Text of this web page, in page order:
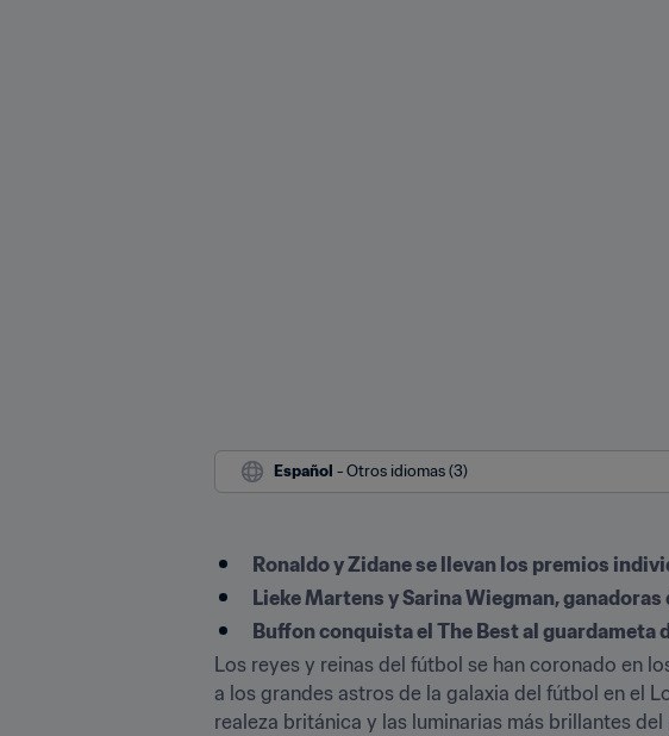
Español - Otros idiomas (3)
Ronaldo y Zidane se llevan los premios
Lieke Martens y Sarina Wiegman,
Buffon conquista el The Best al guardameta
Los reyes y reinas del fútbol se han coronado en
a los grandes astros de la galaxia del fútbol en el
realeza británica y las luminarias más brillantes